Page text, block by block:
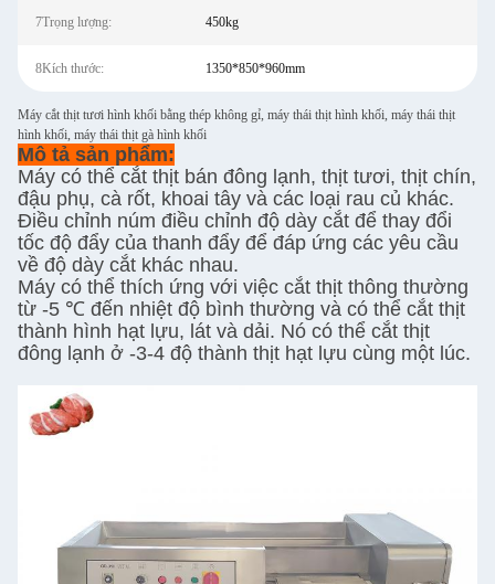
7Trọng lượng: 450kg
8Kích thước: 1350*850*960mm
Máy cắt thịt tươi hình khối bằng thép không gỉ, máy thái thịt hình khối, máy thái thịt
hình khối, máy thái thịt gà hình khối
Mô tả sản phẩm:
Máy có thể cắt thịt bán đông lạnh, thịt tươi, thịt chín,
đậu phụ, cà rốt, khoai tây và các loại rau củ khác.
Điều chỉnh núm điều chỉnh độ dày cắt để thay đổi
tốc độ đẩy của thanh đẩy để đáp ứng các yêu cầu
về độ dày cắt khác nhau.
Máy có thể thích ứng với việc cắt thịt thông thường
từ -5 ℃ đến nhiệt độ bình thường và có thể cắt thịt
thành hình hạt lựu, lát và dải. Nó có thể cắt thịt
đông lạnh ở -3-4 độ thành thịt hạt lựu cùng một lúc.